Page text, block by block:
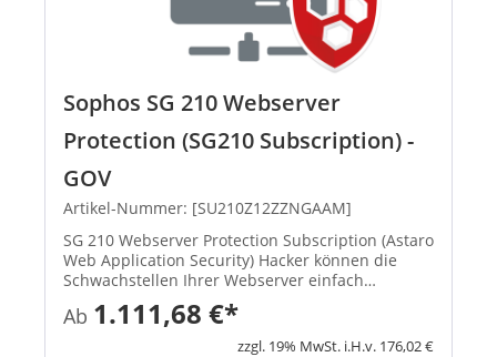
Sophos SG 210 Webserver
Protection (SG210 Subscription) -
GOV
Artikel-Nummer: [SU210Z12ZZNGAAM]
SG 210 Webserver Protection Subscription (Astaro
Web Application Security) Hacker können die
Schwachstellen Ihrer Webserver einfach
ausnutzen, um Daten zu stehlen, sich unbefugt
Zugriff zu verschaffen und Systeme zu infizieren.
Dazu muss lediglich ei...
Ab 1.111,68 €*
zzgl. 19% MwSt. i.H.v. 176,02 €